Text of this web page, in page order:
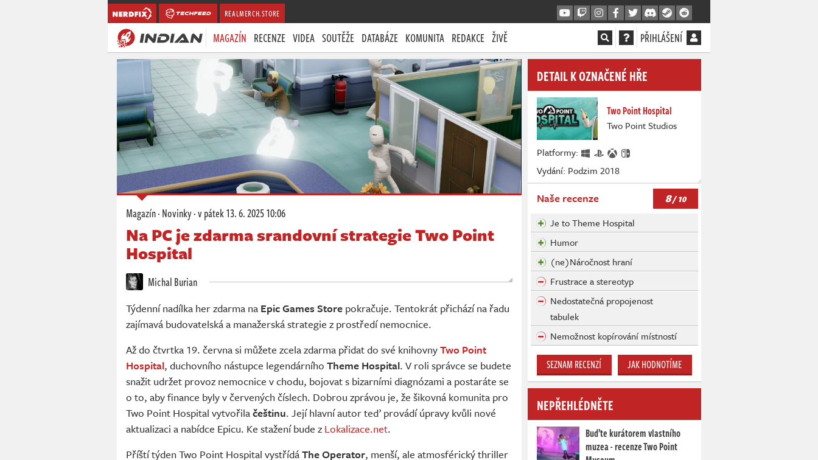
REALMERCH.STORE
MAGAZÍN RECENZE VIDEA SOUTĚŽE DATABÁZE KOMUNITA REDAKCE ŽIVĚ PŘIHLÁŠENÍ
Magazín·Novinky·v pátek13. 6. 2025 10:06
Na PC je zdarma srandovní strategie Two Point
Hospital
Michal Burian
Týdenní nadílka her zdarma na Epic Games Store pokračuje. Tentokrát přichází na řadu
zajímavá budovatelská a manažerská strategie z prostředí nemocnice.
Až do čtvrtka 19. června si můžete zcela zdarma přidat do své knihovnyTwo Point
Hospital, duchovního nástupce legendárního Theme Hospital. V roli správce se budete
snažit udržet provoz nemocnice v chodu, bojovat s bizarními diagnózami a postaráte se
o to, aby finance byly v červených číslech. Dobrou zprávou je, že šikovná komunita pro
Two Point Hospital vytvořilačeštinu. Její hlavní autor teď provádí úpravy kvůli nové
aktualizaci a nabídce Epicu. Ke stažení bude z Lokalizace.net.
Příští týden Two Point Hospital vystřídáThe Operator, menší, ale atmosférický thriller
DETAIL K OZNAČENÉ HŘE
Two Point Hospital
Two Point Studios
Platformy:
Vydání: Podzim 2018
Naše recenze 8/ 10
Je to Theme Hospital
Humor
(ne)Náročnost hraní
Frustrace a stereotyp
Nedostatečná propojenost
tabulek
Nemožnost kopírování místností
SEZNAM RECENZÍ JAK HODNOTÍME
NEPŘEHLÉDNĚTE
Buďte kurátorem vlastního
muzea - recenze Two Point